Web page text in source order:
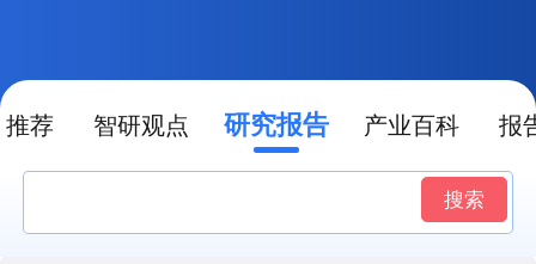
推荐 智研观点 研究报告 产业百科 报
搜索